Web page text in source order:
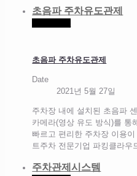
초음파 주차유도관제
초음파 주차유도관제
Date
2021년 5월 27일
주차장 내에 설치된 초음파
카메라(영상 유도 방식)를 통
빠르고 편리한 주차장 이용
트주차 전문기업 파킹클라우
주차관제시스템